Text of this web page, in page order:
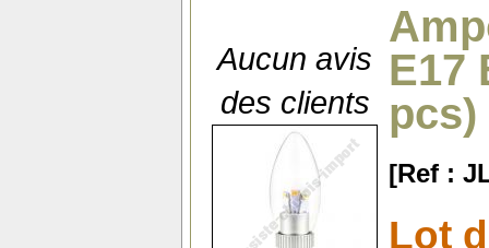
Aucun avis
des clients
E17
pcs)
[Ref :
Lot